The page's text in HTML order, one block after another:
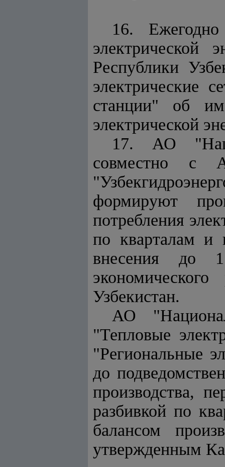
16.
электрической
Республики
электрические
станции" об
электрической
17. АО
совместно с
формируют
потребления
по кварталам и
внесения до
Узбекистан.
АО
"Тепловые
"Региональные
до
производства,
разбивкой по
балансом
утвержденным